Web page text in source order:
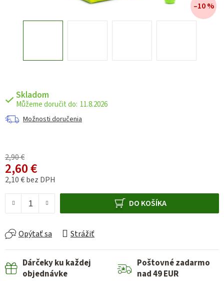
Skladom
11.8.2026
Možnosti doručenia
2,90 €
2,60 €
2,10 € bez DPH
DO KOŠÍKA
Opýtať sa Strážiť
–10 %
Dárčeky ku každej
objednávke
Poštovné zadarmo
nad 49 EUR